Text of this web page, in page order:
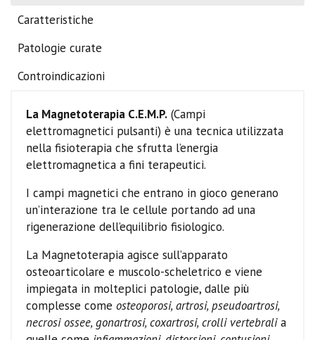
Caratteristiche
Patologie curate
Controindicazioni
La Magnetoterapia C.E.M.P. (Campi
elettromagnetici pulsanti) è una tecnica utilizzata
nella fisioterapia che sfrutta l’energia
elettromagnetica a fini terapeutici.
I campi magnetici che entrano in gioco generano
un’interazione tra le cellule portando ad una
rigenerazione dell’equilibrio fisiologico.
La Magnetoterapia agisce sull’apparato
osteoarticolare e muscolo-scheletrico e viene
impiegata in molteplici patologie, dalle più
complesse come osteoporosi, artrosi, pseudoartrosi,
necrosi ossee, gonartrosi, coxartrosi, crolli vertebralia